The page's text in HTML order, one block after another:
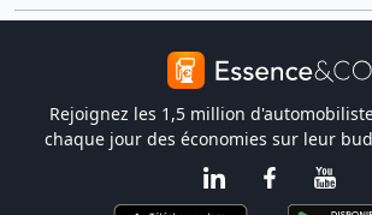
Rejoignez les 1,5 million
chaque jour des économies sur leur